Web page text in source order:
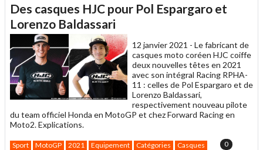
à
Des casques HJC pour Pol Espargaro et
Lorenzo Baldassari
12 janvier 2021 - Le fabricant de
casques moto coréen HJC coiffe
deux nouvelles têtes en 2021
avec son intégral Racing RPHA-
11 : celles de Pol Espargaro et de
Lorenzo Baldassari,
respectivement nouveau pilote
du team officiel Honda en MotoGP et chez Forward Racing en
Moto2. Explications.
Sport MotoGP 2021 Equipement Catégories Casques 0